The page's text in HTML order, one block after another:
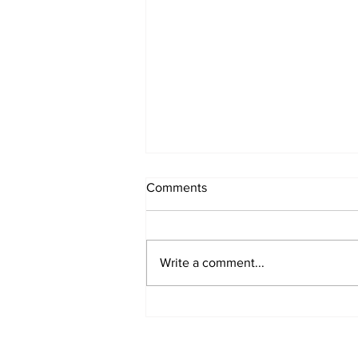
Samen zijn en doen
Comments
Write a comment...